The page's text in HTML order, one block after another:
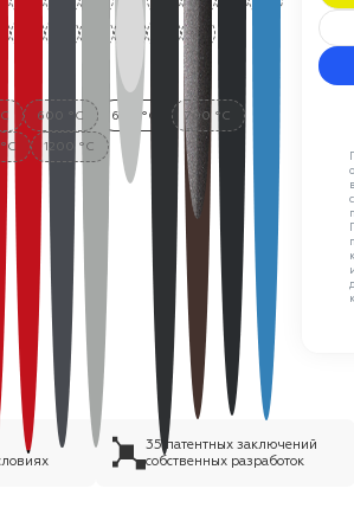
600 °C 650 °C 700 °C
1200 °C
35 патентных заключений
собственных разработок